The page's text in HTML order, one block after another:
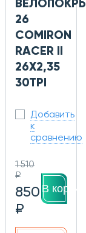
26
COMIRON
RACER II
26X2,35
30TPI
Добавить
к
сравнению
1 510
₽
850
₽
В